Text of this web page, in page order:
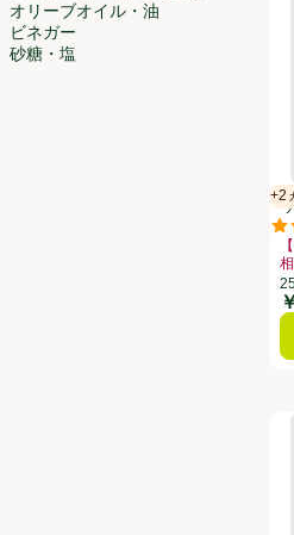
オリーブオイル・油
ビネガー
砂糖・塩
+2
オ
評